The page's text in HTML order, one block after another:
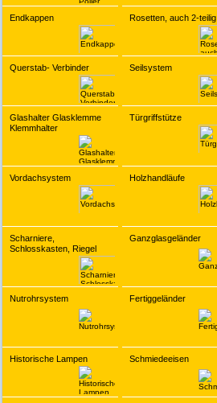
Endkappen Rosetten, auch 2-teilig
Querstab- Verbinder Seilsystem
Glashalter Glasklemme
Klemmhalter
Türgriffstütze
Vordachsystem Holzhandläufe
Scharniere,
Schlosskasten, Riegel
Ganzglasgeländer
Nutrohrsystem Fertiggeländer
Historische Lampen Schmiedeeisen